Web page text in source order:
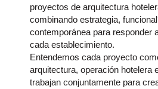
proyectos de arquitectura
combinando estrategia,
contemporánea para responder
cada establecimiento.
Entendemos cada proyecto
arquitectura, operación hotelera
trabajan conjuntamente para